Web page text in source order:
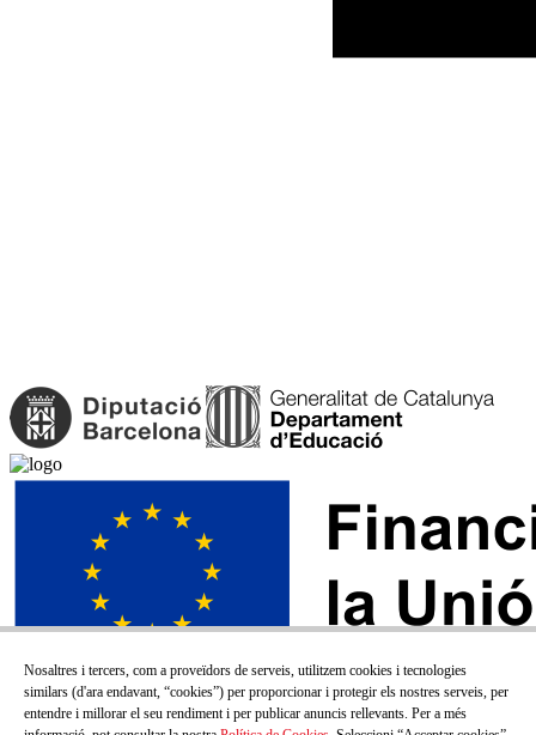
Nosaltres i tercers, com a proveïdors de serveis, utilitzem cookies i tecnologies
similars (d'ara endavant, “cookies”) per proporcionar i protegir els nostres serveis, per
entendre i millorar el seu rendiment i per publicar anuncis rellevants. Per a més